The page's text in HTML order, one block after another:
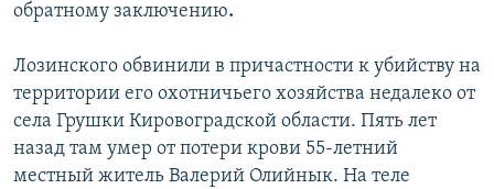
обратному заключению.
Лозинского обвинили в причастности к убийству на
территории его охотничьего хозяйства недалеко от
села Грушки Кировоградской области. Пять лет
назад там умер от потери крови 55-летний
местный житель Валерий Олийнык. На теле